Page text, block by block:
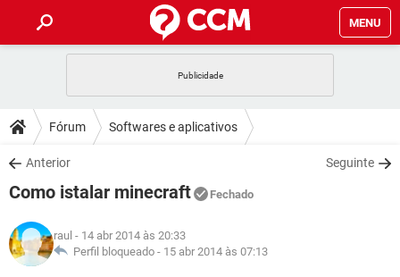
MENU
CELULAR FACEBOOK
OUTLOOK
INSTAGRAM GMAIL
GUIA DE COMPRAS
DICAS
JOGOS WHATSAPP
INSTAGRAM
GUIA DE COMPRAS
DOWNLOADS
JOGOS WHATSAPP
CELULAR
OUTLOOK EXCEL
JOGOS
CELULAR
GLOSSÁRIO
Fórum Softwares e aplicativos
Anterior Seguinte
Como istalar minecraft Fechado
raul - 14 abr 2014 às 20:33
Perfil bloqueado - 15 abr 2014 às 07:13